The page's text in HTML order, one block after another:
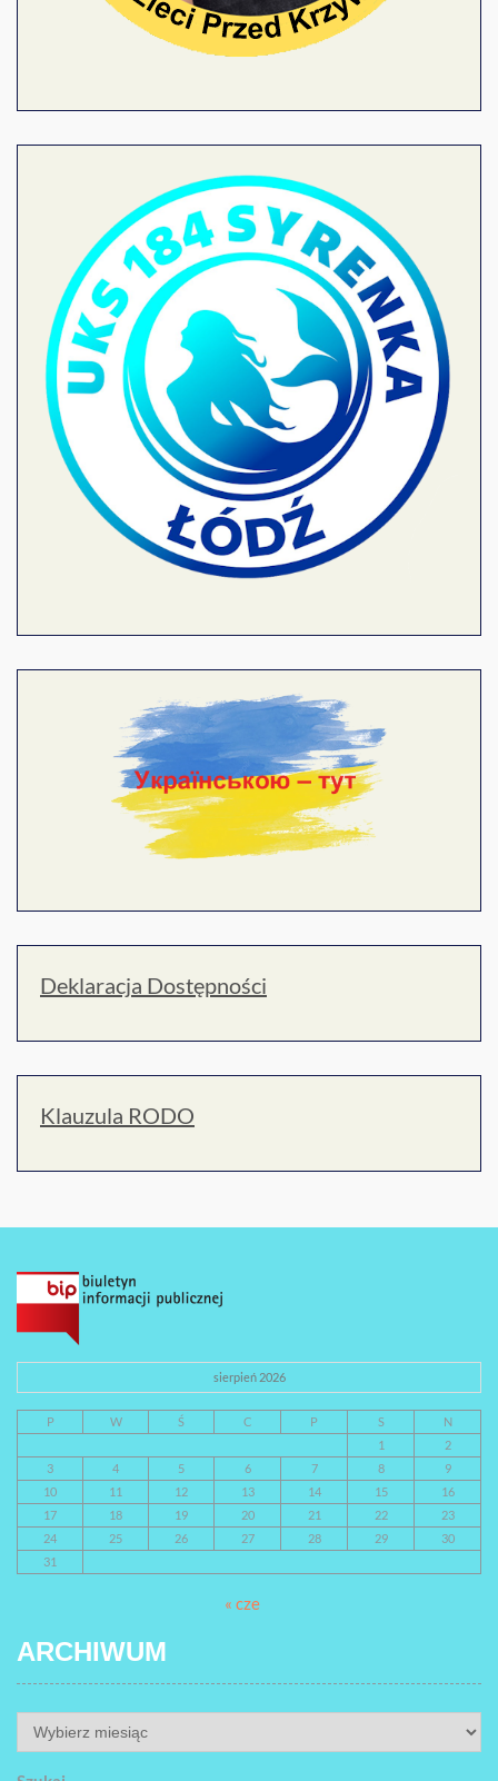
Deklaracja Dostępności
Klauzula RODO
sierpień 2026
P W Ś C P S
N
1
2
3
4 5 6 7 8
9
10
11 12 13 14 15
16
17
18 19 20 21 22
23
24
25 26 27 28 29
30
31
« cze
ARCHIWUM
ARCHIWUM